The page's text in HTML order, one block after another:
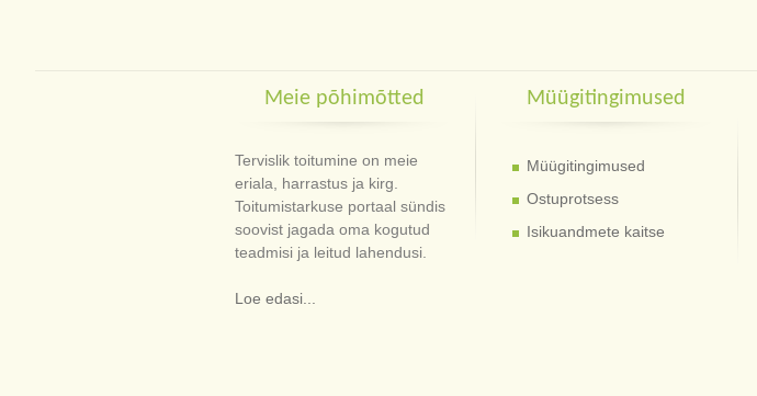
Meie põhimõtted
Tervislik toitumine on meie
eriala, harrastus ja kirg.
Toitumistarkuse portaal sündis
soovist jagada oma kogutud
teadmisi ja leitud lahendusi.
Loe edasi...
Müügitingimused
Müügitingimused
Ostuprotsess
Isikuandmete kaitse